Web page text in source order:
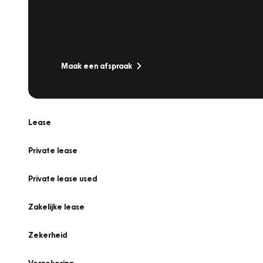
Maak een afspraak
Lease
Private lease
Private lease used
Zakelijke lease
Zekerheid